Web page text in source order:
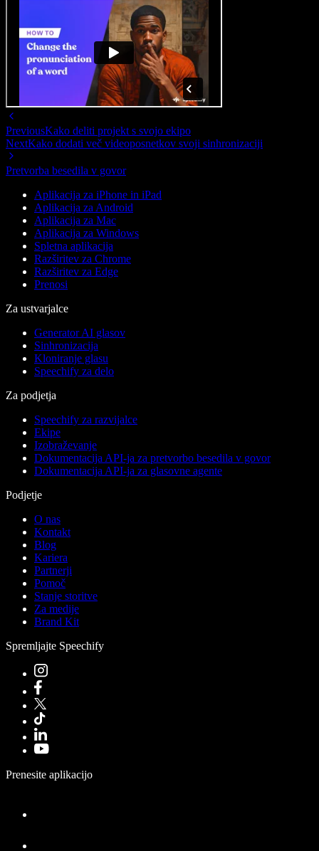
PreviousKako deliti projekt s svojo ekipo
NextKako dodati več videoposnetkov svoji sinhronizaciji
Pretvorba besedila v govor
Aplikacija za iPhone in iPad
Aplikacija za Android
Aplikacija za Mac
Aplikacija za Windows
Spletna aplikacija
Razširitev za Chrome
Razširitev za Edge
Prenosi
Za ustvarjalce
Generator AI glasov
Sinhronizacija
Kloniranje glasu
Speechify za delo
Za podjetja
Speechify za razvijalce
Ekipe
Izobraževanje
Dokumentacija API-ja za pretvorbo besedila v govor
Dokumentacija API-ja za glasovne agente
Podjetje
O nas
Kontakt
Blog
Kariera
Partnerji
Pomoč
Stanje storitve
Za medije
Brand Kit
Spremljajte Speechify
Prenesite aplikacijo